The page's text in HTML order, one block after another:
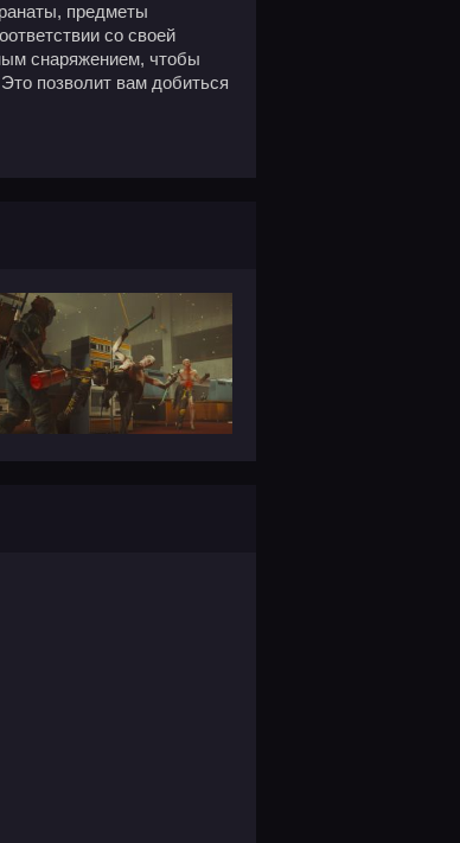
предметы
со своей
снаряжением, чтобы
позволит вам добиться